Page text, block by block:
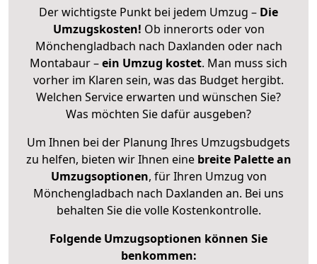
Der wichtigste Punkt bei jedem Umzug – Die
Umzugskosten! Ob innerorts oder von
Mönchengladbach nach Daxlanden oder nach
Montabaur –ein Umzug kostet. Man muss sich
vorher im Klaren sein, was das Budget hergibt.
Welchen Service erwarten und wünschen Sie?
Was möchten Sie dafür ausgeben?
Um Ihnen bei der Planung Ihres Umzugsbudgets
zu helfen, bieten wir Ihnen eine breite Palette an
Umzugsoptionen, für Ihren Umzug von
Mönchengladbach nach Daxlanden an. Bei uns
behalten Sie die volle Kostenkontrolle.
Folgende Umzugsoptionen können Sie
benkommen: